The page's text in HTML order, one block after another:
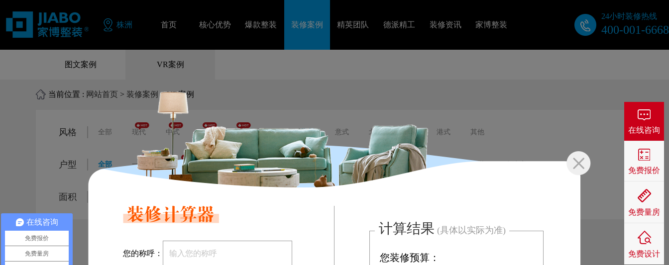
株洲 首页 核心优势 爆款整装 装修案例 精英团队 德派精工 装修资讯 家博整装
业主口碑
24小时装修热线
400-001-6668
图文案例 VR案例
当前位置 : 网站首页 > 装修案例 > VR案例
风格 全部 现代 中式 欧式 美式 法式 混搭 意式 北欧 轻奢 港式 其他
户型 全部 一居室 二居室 三居室 四居室 五居室 错层 复式 别墅 排屋
面积
您的称呼：
计算结果 (具体以实际为准)
您装修预算：
在线咨询
免费报价
免费量房
免费设计
在线咨询
免费报价
免费量房